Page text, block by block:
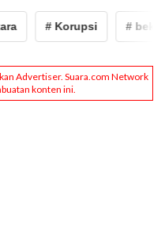
# Korupsi # bekasi